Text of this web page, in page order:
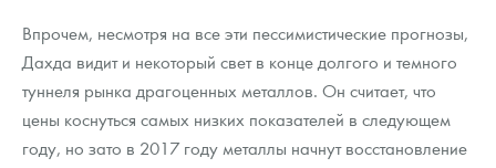
Впрочем, несмотря на все эти пессимистические прогнозы,
Дахда видит и некоторый свет в конце долгого и темного
туннеля рынка драгоценных металлов. Он считает, что
цены коснуться самых низких показателей в следующем
году, но зато в 2017 году металлы начнут восстановление